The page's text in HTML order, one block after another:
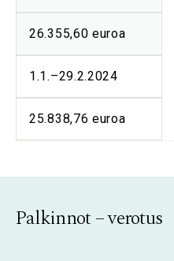
26.355,60 euroa
1.1.–29.2.2024
25.838,76 euroa
Palkinnot – verotus